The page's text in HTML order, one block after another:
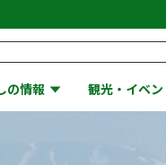
の情報 観光・イベ